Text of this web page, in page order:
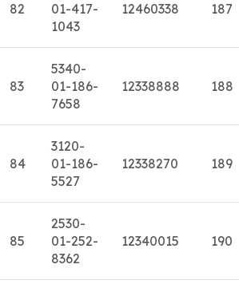
82
01-417-
1043
12460338 187
83
5340-
01-186-
7658
12338888 188
84
3120-
01-186-
5527
12338270 189
85
2530-
01-252-
8362
12340015 190